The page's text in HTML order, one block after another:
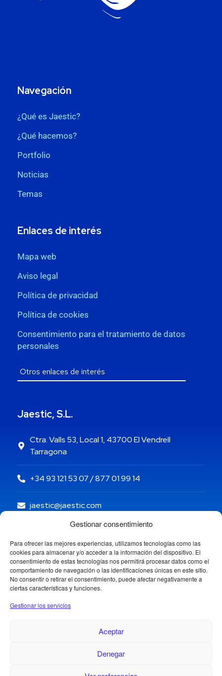
Gestionar consentimiento
Para ofrecer las mejores experiencias, utilizamos tecnologías como las
cookies para almacenar y/o acceder a la información del dispositivo. El
consentimiento de estas tecnologías nos permitirá procesar datos como el
comportamiento de navegación o las identificaciones únicas en este sitio.
No consentir o retirar el consentimiento, puede afectar negativamente a
ciertas características y funciones.
Gestionar los servicios
Aceptar
Denegar
Navegación
¿Qué es Jaestic?
¿Qué hacemos?
Portfolio
Noticias
Temas
Enlaces de interés
Mapa web
Aviso legal
Política de privacidad
Política de cookies
Consentimiento para el tratamiento de datos
personales
Jaestic, S.L.
Ctra. Valls 53, Local 1, 43700 El Vendrell
Tarragona
+34 93 121 53 07 / 877 01 99 14
jaestic@jaestic.com
Copyright © 2024 Jaestic S.L. Todos los derechos